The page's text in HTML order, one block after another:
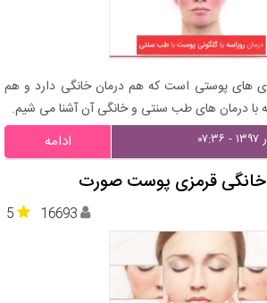
های پوستی است که هم درمان خانگی دارد و هم
با درمان های طب سنتی و خانگی آن آشنا می شیم.
ادامه
خانگی قرمزی پوست صورت
5 16693